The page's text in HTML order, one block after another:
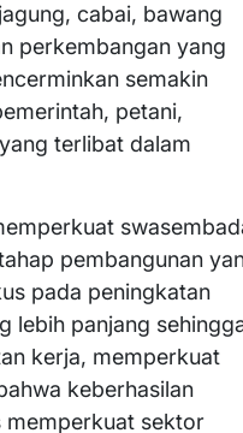
cabai, bawang
perkembangan yang
semakin
petani,
terlibat dalam
pembangunan
pada peningkatan
lebih panjang
kerja, memperkuat
keberhasilan
memperkuat sektor